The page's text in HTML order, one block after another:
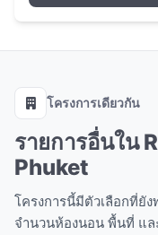
โครงการเดียวกัน
รายการอื่นใน
Phuket
โครงการนี้มีตัวเลือกที่ยั
จำนวนห้องนอน พื้นที่ แ